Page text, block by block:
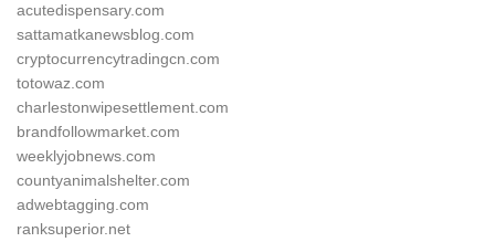
acutedispensary.com
sattamatkanewsblog.com
cryptocurrencytradingcn.com
totowaz.com
charlestonwipesettlement.com
brandfollowmarket.com
weeklyjobnews.com
countyanimalshelter.com
adwebtagging.com
ranksuperior.net